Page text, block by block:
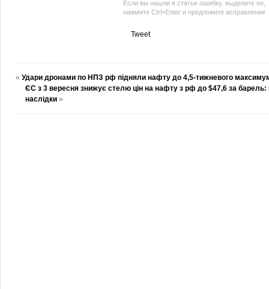
Если вы нашли в статье ошибку, выделите ее,
нажмите Ctrl+Enter и предложите исправление
Tweet
« Удари дронами по НПЗ рф підняли нафту до 4,5-тижневого
ЄС з 3 вересня знижує стелю цін на нафту з рф до $47,6 за барель:
наслідки »